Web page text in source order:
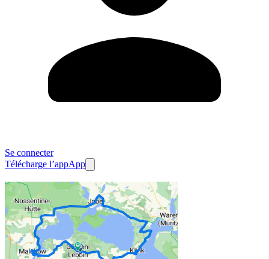
Se connecter
Télécharge l’appApp